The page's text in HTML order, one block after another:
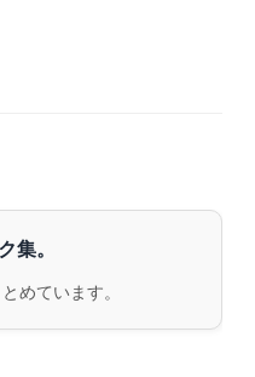
集。
めています。